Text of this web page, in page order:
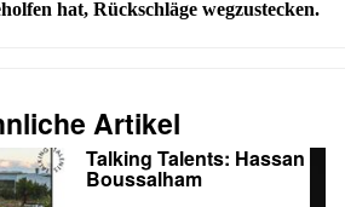
hat, Rückschläge wegzustecken.
Artikel
Talking Talents: Hassan
Boussalham